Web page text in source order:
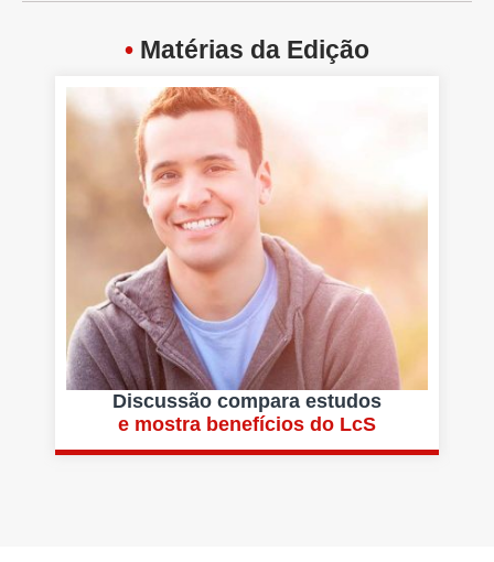
• Matérias da Edição
Discussão compara estudos
e mostra benefícios do LcS